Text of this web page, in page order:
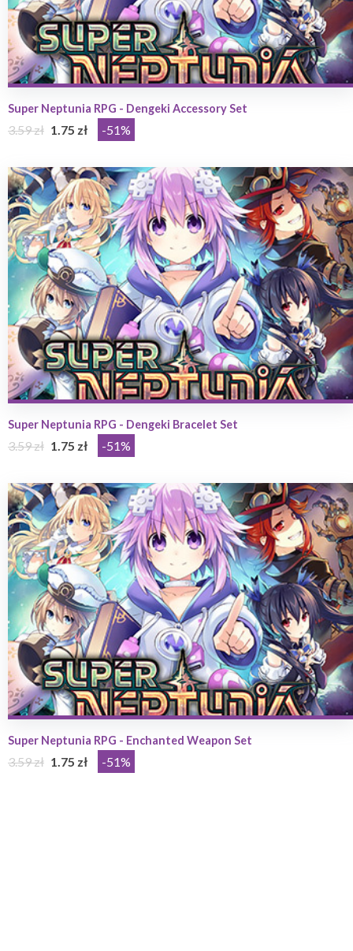
Super Neptunia RPG - Dengeki Accessory Set
3.59 zł 1.75 zł -51%
Super Neptunia RPG - Dengeki Bracelet Set
3.59 zł 1.75 zł -51%
Super Neptunia RPG - Enchanted Weapon Set
3.59 zł 1.75 zł -51%